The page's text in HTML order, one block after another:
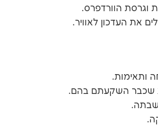
וגרסת הוורדפרס.
את העדכון לאוויר.
ותאימות.
שכבר השקעתם בהם.